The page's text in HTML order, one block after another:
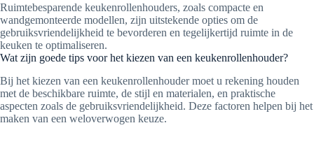
Ruimtebesparende keukenrollenhouders, zoals compacte en
wandgemonteerde modellen, zijn uitstekende opties om de
gebruiksvriendelijkheid te bevorderen en tegelijkertijd ruimte in de
keuken te optimaliseren.
Wat zijn goede tips voor het kiezen van een keukenrollenhouder?
Bij het kiezen van een keukenrollenhouder moet u rekening houden
met de beschikbare ruimte, de stijl en materialen, en praktische
aspecten zoals de gebruiksvriendelijkheid. Deze factoren helpen bij het
maken van een weloverwogen keuze.